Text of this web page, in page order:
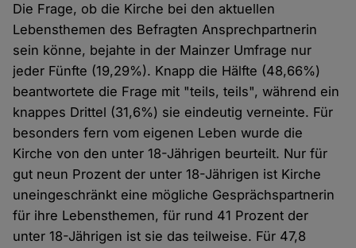
Die Frage, ob die Kirche bei den aktuellen
Lebensthemen des Befragten Ansprechpartnerin
sein könne, bejahte in der Mainzer Umfrage nur
jeder Fünfte (19,29%). Knapp die Hälfte (48,66%)
beantwortete die Frage mit "teils, teils", während ein
knappes Drittel (31,6%) sie eindeutig verneinte. Für
besonders fern vom eigenen Leben wurde die
Kirche von den unter 18-Jährigen beurteilt. Nur für
gut neun Prozent der unter 18-Jährigen ist Kirche
uneingeschränkt eine mögliche Gesprächspartnerin
für ihre Lebensthemen, für rund 41 Prozent der
unter 18-Jährigen ist sie das teilweise. Für 47,8